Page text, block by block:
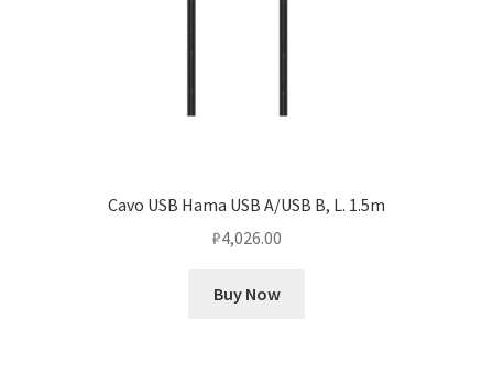
Cavo USB Hama USB A/USB B, L. 1.5m
₽4,026.00
Buy Now